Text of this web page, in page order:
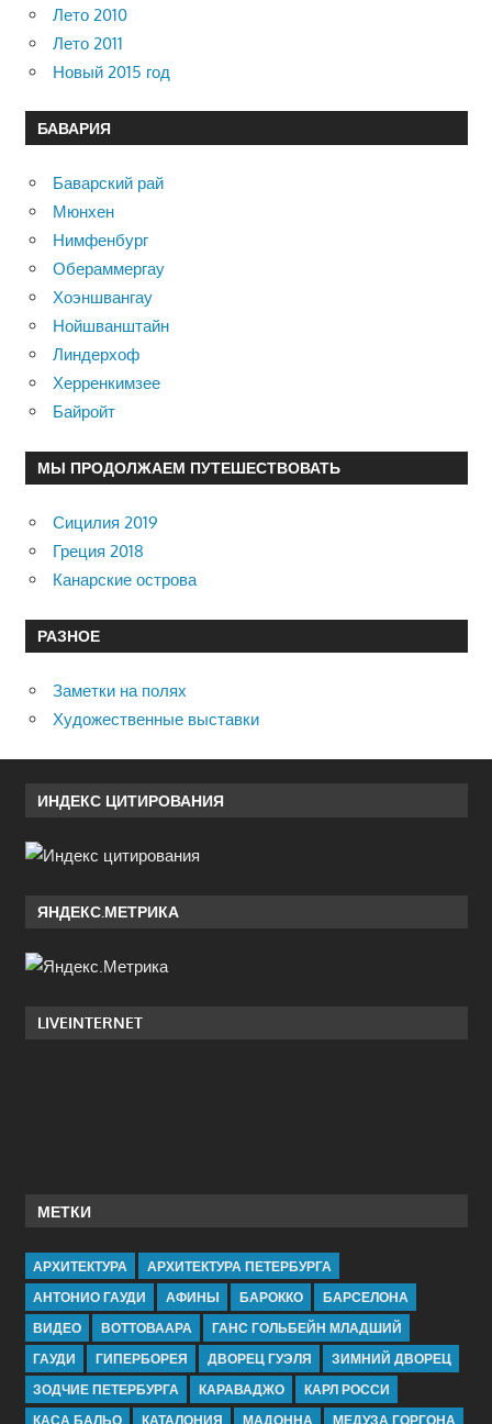
Лето 2010
Лето 2011
Новый 2015 год
БАВАРИЯ
Баварский рай
Мюнхен
Нимфенбург
Обераммергау
Хоэншвангау
Нойшванштайн
Линдерхоф
Херренкимзее
Байройт
МЫ ПРОДОЛЖАЕМ ПУТЕШЕСТВОВАТЬ
Сицилия 2019
Греция 2018
Канарские острова
РАЗНОЕ
Заметки на полях
Художественные выставки
ИНДЕКС ЦИТИРОВАНИЯ
ЯНДЕКС.МЕТРИКА
LIVEINTERNET
МЕТКИ
АРХИТЕКТУРА
АРХИТЕКТУРА ПЕТЕРБУРГА
АНТОНИО ГАУДИ
АФИНЫ БАРОККО
БАРСЕЛОНА
ВИДЕО
ВОТТОВААРА
ГАНС ГОЛЬБЕЙН МЛАДШИЙ
ГАУДИ
ГИПЕРБОРЕЯ ДВОРЕЦ ГУЭЛЯ
ЗИМНИЙ ДВОРЕЦ
ЗОДЧИЕ ПЕТЕРБУРГА
КАРАВАДЖО
КАРЛ РОССИ
КАСА БАЛЬО
КАТАЛОНИЯ МАДОННА МЕДУЗА ГОРГОНА